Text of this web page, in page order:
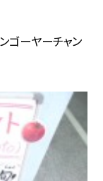
ゴーヤーチャン